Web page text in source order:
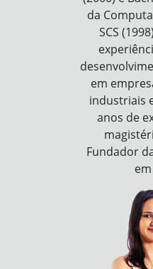
da
SCS
em
industriais
anos de
Fundador